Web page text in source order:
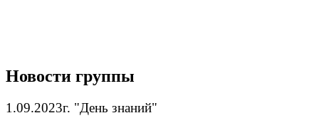
Новости группы
1.09.2023г. "День знаний"